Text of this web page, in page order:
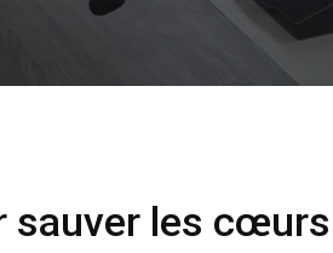
sauver les cœurs